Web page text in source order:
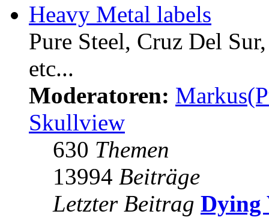
Heavy Metal labels
Pure Steel, Cruz Del
etc...
Moderatoren:
Skullview
630 Themen
13994 Beiträge
Letzter Beitrag Dying